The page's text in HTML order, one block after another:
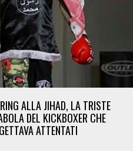
ALLA JIHAD, LA TRISTE
DEL KICKBOXER CHE
ATTENTATI